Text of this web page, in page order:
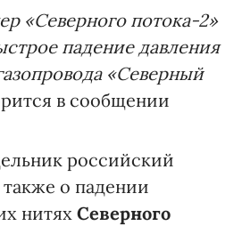
«Северного потока-2»
падение давления
«Северный
в сообщении
российский
о падении
нитяхСеверного